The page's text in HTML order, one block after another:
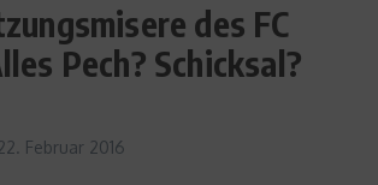
des FC
Pech? Schicksal?
Februar 2016